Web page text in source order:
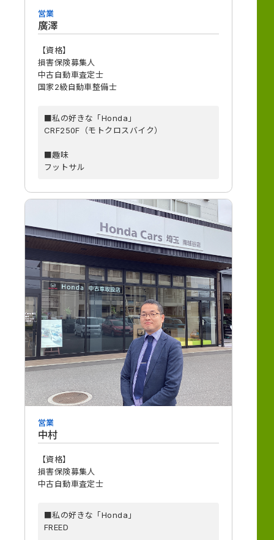
営業
廣澤
【資格】
損害保険募集人
中古自動車査定士
国家2級自動車整備士
■私の好きな「Honda」
CRF250F（モトクロスバイク）
■趣味
フットサル
営業
中村
【資格】
損害保険募集人
中古自動車査定士
■私の好きな「Honda」
FREED